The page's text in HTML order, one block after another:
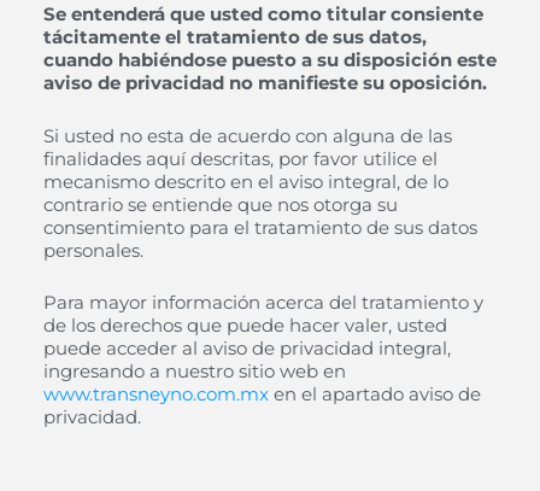
Se entenderá que usted como titular consiente
tácitamente el tratamiento de sus datos,
cuando habiéndose puesto a su disposición este
aviso de privacidad no manifieste su oposición.
Si usted no esta de acuerdo con alguna de las
finalidades aquí descritas, por favor utilice el
mecanismo descrito en el aviso integral, de lo
contrario se entiende que nos otorga su
consentimiento para el tratamiento de sus datos
personales.
Para mayor información acerca del tratamiento y
de los derechos que puede hacer valer, usted
puede acceder al aviso de privacidad integral,
ingresando a nuestro sitio web en
www.transneyno.com.mx en el apartado aviso de
privacidad.